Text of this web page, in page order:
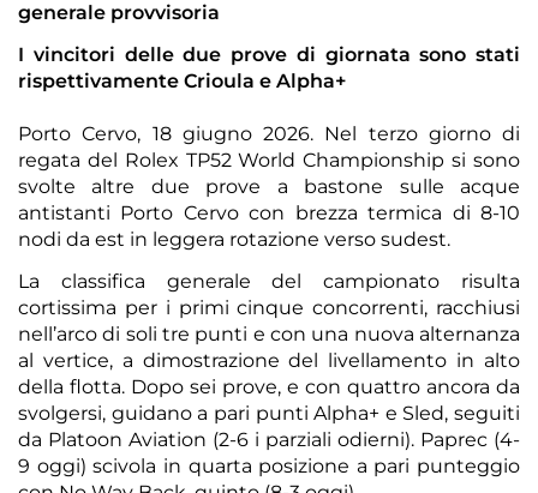
generale provvisoria
I vincitori delle due prove di giornata sono stati
rispettivamente Crioula e Alpha+
Porto Cervo, 18 giugno 2026. Nel terzo giorno di
regata del Rolex TP52 World Championship si sono
svolte altre due prove a bastone sulle acque
antistanti Porto Cervo con brezza termica di 8-10
nodi da est in leggera rotazione verso sudest.
La classifica generale del campionato risulta
cortissima per i primi cinque concorrenti, racchiusi
nell’arco di soli tre punti e con una nuova alternanza
al vertice, a dimostrazione del livellamento in alto
della flotta. Dopo sei prove, e con quattro ancora da
svolgersi, guidano a pari punti Alpha+ e Sled, seguiti
da Platoon Aviation (2-6 i parziali odierni). Paprec (4-
9 oggi) scivola in quarta posizione a pari punteggio